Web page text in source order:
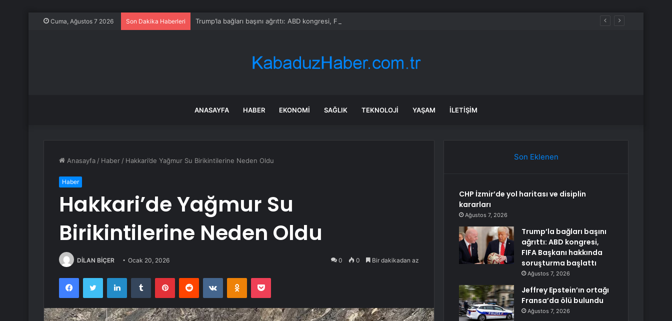
Cuma, Ağustos 7 2026 Son Dakika Haberleri Trump’la bağları başını ağrıttı: ABD kongresi, FIFA Başkanı hakkında soruşturma başlattı
ANASAYFA HABER EKONOMI SAĞLIK TEKNOLOJI YAŞAM İLETIŞIM
Anasayfa / Haber / Hakkari’de Yağmur Su Birikintilerine Neden Oldu
Haber
Hakkari’de Yağmur Su
Birikintilerine Neden Oldu
DİLAN BİÇER Ocak 20, 2026 0 0 Bir dakikadan az
FacebookTwitter LinkedInTumblr PinterestReddit VKontakteOdnoklassniki
Pocket
Son Eklenen
CHP İzmir’de yol haritası ve disiplin
kararları
Ağustos 7, 2026
Trump’la bağları başını
ağrıttı: ABD kongresi,
FIFA Başkanı hakkında
soruşturma başlattı
Ağustos 7, 2026
Jeffrey Epstein’ın ortağı
Fransa’da ölü bulundu
Ağustos 7, 2026